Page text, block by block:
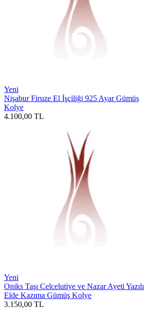
Yeni
Nişabur Firuze El İşçiliği 925 Ayar Gümüş
Kolye
4.100,00 TL
Yeni
Oniks Taşı Celcelutiye ve Nazar Ayeti Yazılı
Elde Kazıma Gümüş Kolye
3.150,00 TL